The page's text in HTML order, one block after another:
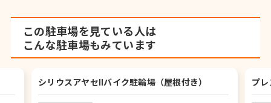
この駐車場を見ている人は
こんな駐車場もみています
シリウスアヤセⅡバイク駐輪場（屋根付き） プ